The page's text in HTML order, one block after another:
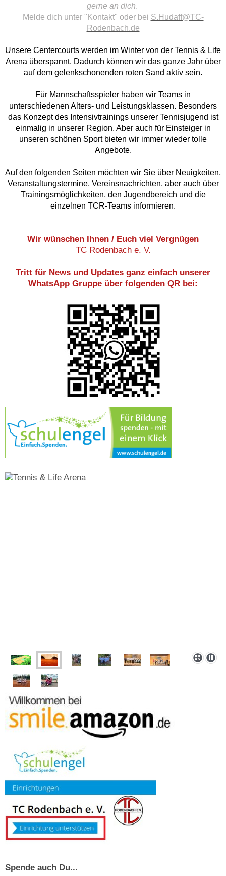
gerne an dich.
Melde dich unter "Kontakt" oder bei S.Hudaff@TC-
Rodenbach.de
Unsere Centercourts werden im Winter von der Tennis & Life
Arena überspannt. Dadurch können wir das ganze Jahr über
auf dem gelenkschonenden roten Sand aktiv sein.
Für Mannschaftsspieler haben wir Teams in
unterschiedenen Alters- und Leistungsklassen. Besonders
das Konzept des Intensivtrainings unserer Tennisjugend ist
einmalig in unserer Region. Aber auch für Einsteiger in
unseren schönen Sport bieten wir immer wieder tolle
Angebote.
Auf den folgenden Seiten möchten wir Sie über Neuigkeiten,
Veranstaltungstermine, Vereinsnachrichten, aber auch über
Trainingsmöglichkeiten, den Jugendbereich und die
einzelnen TCR-Teams informieren.
Wir wünschen Ihnen / Euch viel Vergnügen
TC Rodenbach e. V.
Tritt für News und Updates ganz einfach unserer
WhatsApp Gruppe über folgenden QR bei:
Spende auch Du...